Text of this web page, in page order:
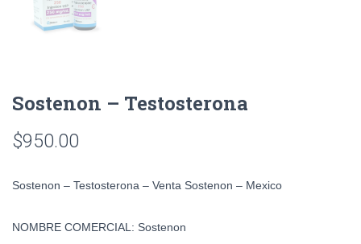
Sostenon – Testosterona
$950.00
Sostenon – Testosterona – Venta Sostenon – Mexico
NOMBRE COMERCIAL: Sostenon